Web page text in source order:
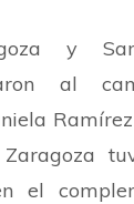
y
al
Zaragoza
el